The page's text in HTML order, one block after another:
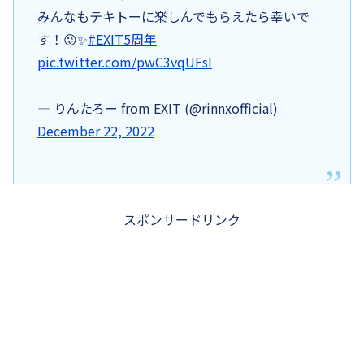
みんなもテキトーに楽しんでもらえたら幸いで
す！😜✨#EXIT5周年
pic.twitter.com/pwC3vqUFsI
— りんたろー from EXIT (@rinnxofficial)
December 22, 2022
スポンサードリンク